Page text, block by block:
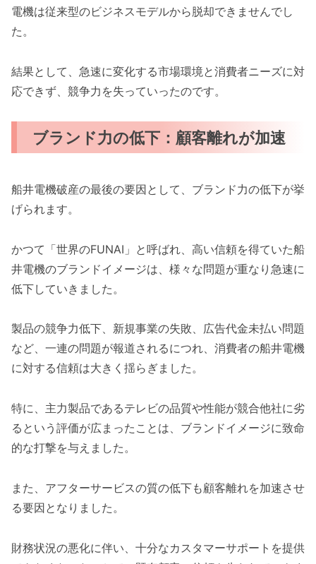
電機は従来型のビジネスモデルから脱却できませんでし
た。
結果として、急速に変化する市場環境と消費者ニーズに対
応できず、競争力を失っていったのです。
ブランド力の低下：顧客離れが加速
船井電機破産の最後の要因として、ブランド力の低下が挙
げられます。
かつて「世界のFUNAI」と呼ばれ、高い信頼を得ていた船
井電機のブランドイメージは、様々な問題が重なり急速に
低下していきました。
製品の競争力低下、新規事業の失敗、広告代金未払い問題
など、一連の問題が報道されるにつれ、消費者の船井電機
に対する信頼は大きく揺らぎました。
特に、主力製品であるテレビの品質や性能が競合他社に劣
るという評価が広まったことは、ブランドイメージに致命
的な打撃を与えました。
また、アフターサービスの質の低下も顧客離れを加速させ
る要因となりました。
財務状況の悪化に伴い、十分なカスタマーサポートを提供